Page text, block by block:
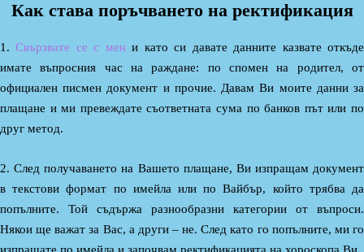
Как става поръчването на ректификация
1.Свързвате се с мени като си давате данните казвате откъде
имате въпросния час на раждане: по спомен на родител, от
официален писмен документ и прочие. Давам Ви моите данни за
плащане и ми превеждате съответната сума по банков път или по
друг метод.
2. След получаването на Вашето плащане, Ви изпращам документ
в текстови формат по имейла или по Вайбър, който трябва да
попълните. Той съдържа разнообразни категории от въпроси.
Някои ще важат за Вас, а други – не. След като го попълните, ми го